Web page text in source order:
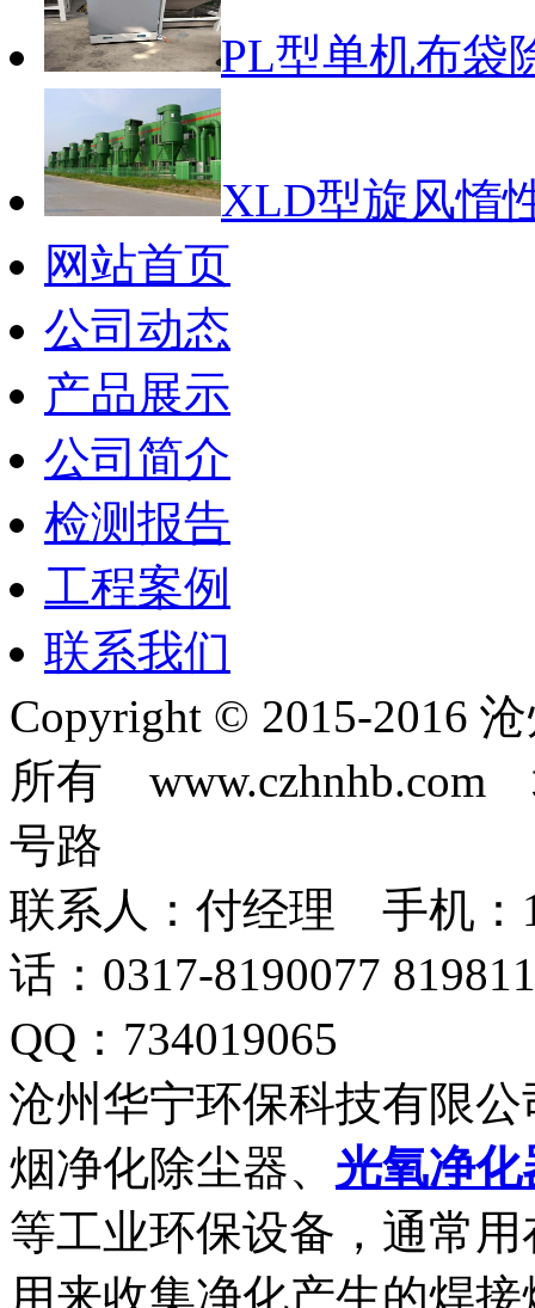
PL型单机布袋
XLD型旋风惰
网站首页
公司动态
产品展示
公司简介
检测报告
工程案例
联系我们
Copyright © 2015-2016
所有 www.czhnhb.com
号路
联系人：付经理 手机：
话：0317-8190077
QQ：734019065
沧州华宁环保科技有限
烟净化除尘器、 光氧净化
等工业环保设备，通常
用来收集净化产生的焊